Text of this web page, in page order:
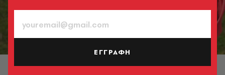
Κίμπερλι Γκίλφοϊλ © Ryan Emberley/amfAR/Getty
ΕΓΓΡΑΦΗ